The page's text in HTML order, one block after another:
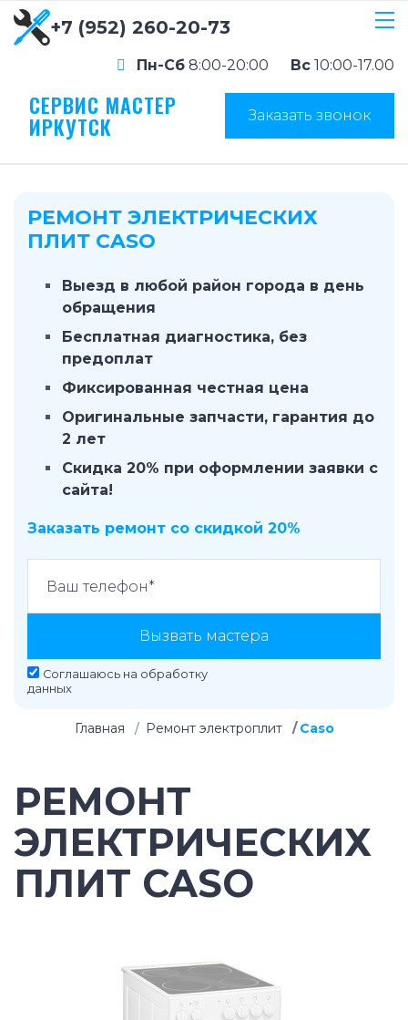
+7 (952) 260-20-73
Пн-Сб 8:00-20:00 Вс 10:00-17.00
СЕРВИС МАСТЕР
ИРКУТСК Заказать звонок
РЕМОНТ ЭЛЕКТРИЧЕСКИХ
ПЛИТ CASO
Выезд в любой район города в день
обращения
Бесплатная диагностика, без
предоплат
Фиксированная честная цена
Оригинальные запчасти, гарантия до
2 лет
Скидка 20% при оформлении заявки с
сайта!
Заказать ремонт со скидкой 20%
Вызвать мастера
Соглашаюсь на обработку
данных
Главная Ремонт электроплит Caso
РЕМОНТ
ЭЛЕКТРИЧЕСКИХ
ПЛИТ CASO